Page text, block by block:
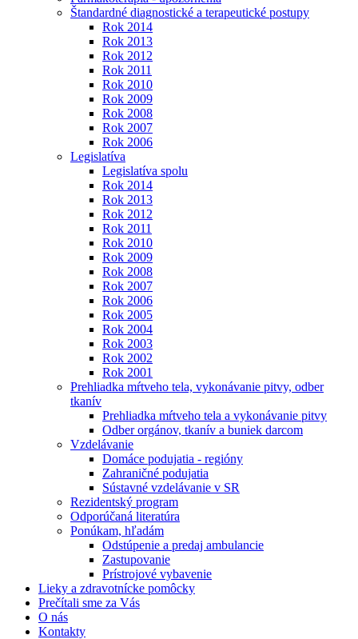
Štandardné diagnostické a terapeutické postupy
Rok 2014
Rok 2013
Rok 2012
Rok 2011
Rok 2010
Rok 2009
Rok 2008
Rok 2007
Rok 2006
Legislatíva
Legislatíva spolu
Rok 2014
Rok 2013
Rok 2012
Rok 2011
Rok 2010
Rok 2009
Rok 2008
Rok 2007
Rok 2006
Rok 2005
Rok 2004
Rok 2003
Rok 2002
Rok 2001
Prehliadka mŕtveho tela, vykonávanie pitvy, odber
tkanív
Prehliadka mŕtveho tela a vykonávanie pitvy
Odber orgánov, tkanív a buniek darcom
Vzdelávanie
Domáce podujatia - regióny
Zahraničné podujatia
Sústavné vzdelávanie v SR
Rezidentský program
Odporúčaná literatúra
Ponúkam, hľadám
Odstúpenie a predaj ambulancie
Zastupovanie
Prístrojové vybavenie
Lieky a zdravotnícke pomôcky
Prečítali sme za Vás
O nás
Kontakty